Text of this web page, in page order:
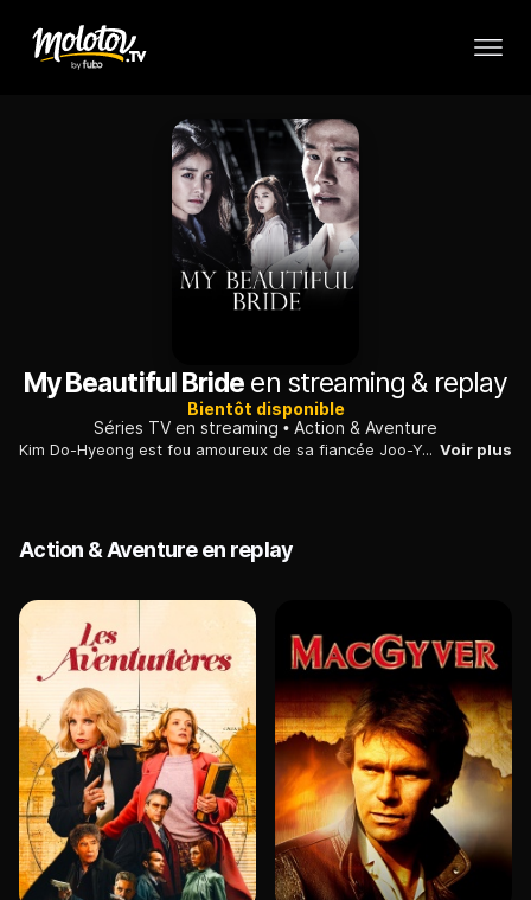
My Beautiful Bride en streaming & replay
Bientôt disponible
Séries TV en streaming
Action & Aventure
Kim Do-Hyeong est fou amoureux de sa fiancée Joo-Young. Le jour où elle disparaît mystérieusement, il n'hésite pas une seule seconde à remuer ciel et terre pour la retrouver. Voir plus
Action & Aventure en replay